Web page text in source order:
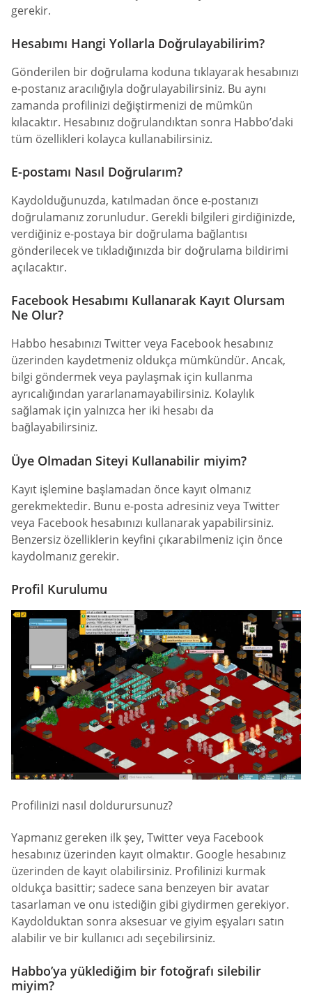
gerekir.
Hesabımı Hangi Yollarla Doğrulayabilirim?
Gönderilen bir doğrulama koduna tıklayarak hesabınızı
e-postanız aracılığıyla doğrulayabilirsiniz. Bu aynı
zamanda profilinizi değiştirmenizi de mümkün
kılacaktır. Hesabınız doğrulandıktan sonra Habbo’daki
tüm özellikleri kolayca kullanabilirsiniz.
E-postamı Nasıl Doğrularım?
Kaydolduğunuzda, katılmadan önce e-postanızı
doğrulamanız zorunludur. Gerekli bilgileri girdiğinizde,
verdiğiniz e-postaya bir doğrulama bağlantısı
gönderilecek ve tıkladığınızda bir doğrulama bildirimi
açılacaktır.
Facebook Hesabımı Kullanarak Kayıt Olursam
Ne Olur?
Habbo hesabınızı Twitter veya Facebook hesabınız
üzerinden kaydetmeniz oldukça mümkündür. Ancak,
bilgi göndermek veya paylaşmak için kullanma
ayrıcalığından yararlanamayabilirsiniz. Kolaylık
sağlamak için yalnızca her iki hesabı da
bağlayabilirsiniz.
Üye Olmadan Siteyi Kullanabilir miyim?
Kayıt işlemine başlamadan önce kayıt olmanız
gerekmektedir. Bunu e-posta adresiniz veya Twitter
veya Facebook hesabınızı kullanarak yapabilirsiniz.
Benzersiz özelliklerin keyfini çıkarabilmeniz için önce
kaydolmanız gerekir.
Profil Kurulumu
Profilinizi nasıl doldurursunuz?
Yapmanız gereken ilk şey, Twitter veya Facebook
hesabınız üzerinden kayıt olmaktır. Google hesabınız
üzerinden de kayıt olabilirsiniz. Profilinizi kurmak
oldukça basittir; sadece sana benzeyen bir avatar
tasarlaman ve onu istediğin gibi giydirmen gerekiyor.
Kaydolduktan sonra aksesuar ve giyim eşyaları satın
alabilir ve bir kullanıcı adı seçebilirsiniz.
Habbo’ya yüklediğim bir fotoğrafı silebilir
miyim?